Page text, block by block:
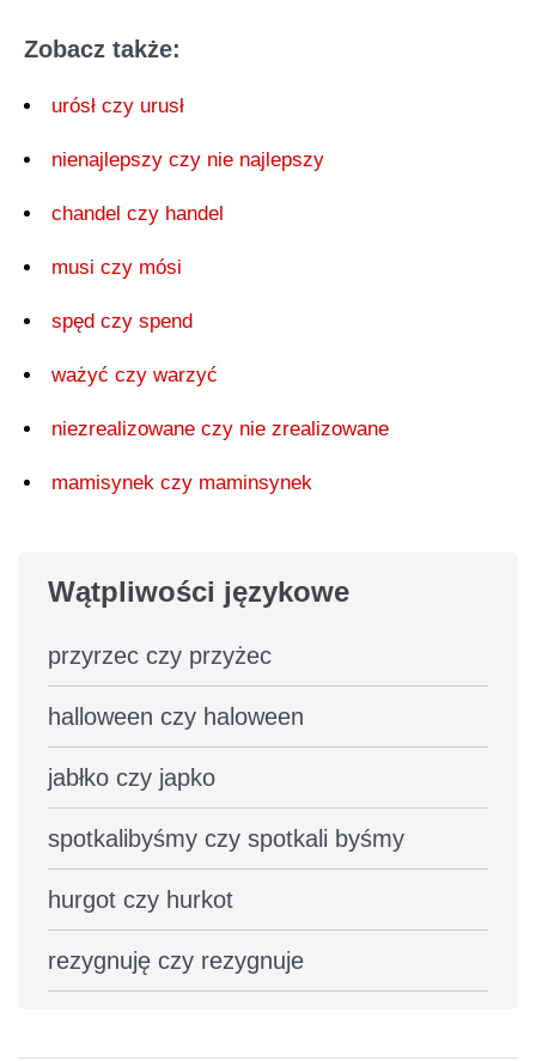
Zobacz także:
urósł czy urusł
nienajlepszy czy nie najlepszy
chandel czy handel
musi czy mósi
spęd czy spend
ważyć czy warzyć
niezrealizowane czy nie zrealizowane
mamisynek czy maminsynek
Wątpliwości językowe
przyrzec czy przyżec
halloween czy haloween
jabłko czy japko
spotkalibyśmy czy spotkali byśmy
hurgot czy hurkot
rezygnuję czy rezygnuje